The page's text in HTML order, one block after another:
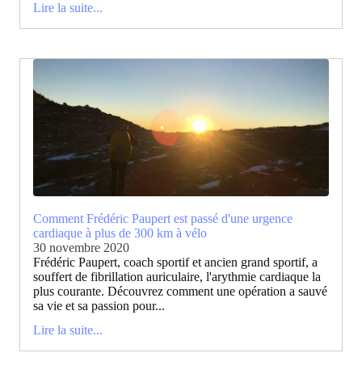
Lire la suite...
Comment Frédéric Paupert est passé d'une urgence
cardiaque à plus de 300 km à vélo
30 novembre 2020
Frédéric Paupert, coach sportif et ancien grand sportif, a
souffert de fibrillation auriculaire, l'arythmie cardiaque la
plus courante. Découvrez comment une opération a sauvé
sa vie et sa passion pour...
Lire la suite...